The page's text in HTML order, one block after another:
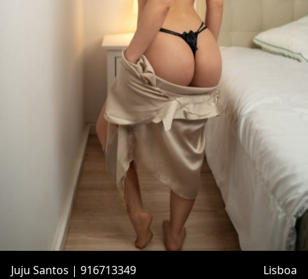
Juju Santos | 916713349 Lisboa